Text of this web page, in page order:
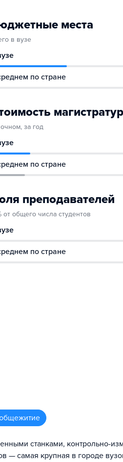
места
в вузе
по стране
за год
по стране
преподавателей
от общего числа студентов
по стране
станками, контрольно-
— самая крупная в городе